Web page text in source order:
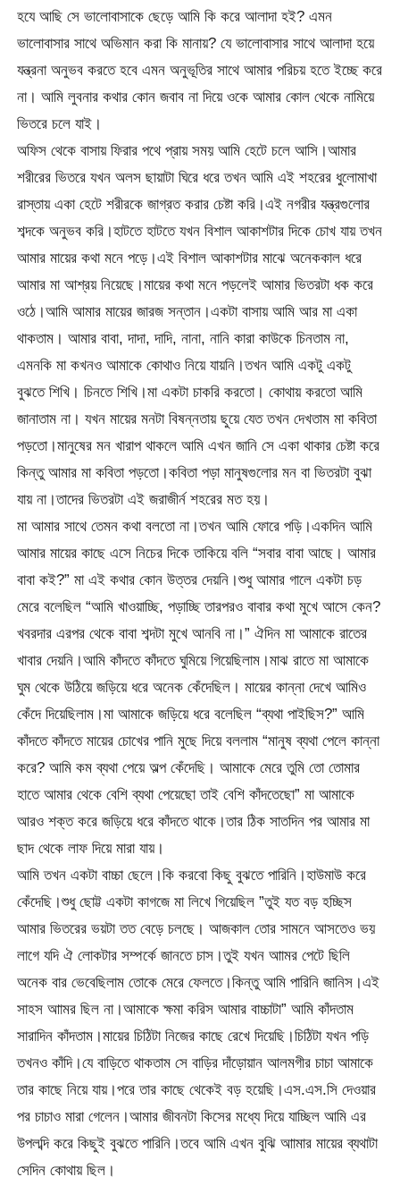
হযে আছি সে ভালোবাসাকে ছেড়ে আমি কি করে আলাদা হই? এমন
ভালোবাসার সাথে অভিমান করা কি মানায়? যে ভালোবাসার সাথে আলাদা হয়ে
যন্ত্রনা অনুভব করতে হবে এমন অনুভূতির সাথে আমার পরিচয় হতে ইচ্ছে করে
না। আমি লুবনার কথার কোন জবাব না দিয়ে ওকে আমার কোল থেকে নামিয়ে
ভিতরে চলে যাই।
অফিস থেকে বাসায় ফিরার পথে প্রায় সময় আমি হেটে চলে আসি।আমার
শরীরের ভিতরে যখন অলস ছায়াটা ঘিরে ধরে তখন আমি এই শহরের ধুলোমাখা
রাস্তায় একা হেটে শরীরকে জাগ্রত করার চেষ্টা করি।এই নগরীর যন্ত্রগুলোর
শব্দকে অনুভব করি।হাটতে হাটতে যখন বিশাল আকাশটার দিকে চোখ যায় তখন
আমার মায়ের কথা মনে পড়ে।এই বিশাল আকাশটার মাঝে অনেককাল ধরে
আমার মা আশ্রয় নিয়েছে।মায়ের কথা মনে পড়লেই আমার ভিতরটা ধক করে
ওঠে।আমি আমার মায়ের জারজ সন্তান।একটা বাসায় আমি আর মা একা
থাকতাম। আমার বাবা, দাদা, দাদি, নানা, নানি কারা কাউকে চিনতাম না,
এমনকি মা কখনও আমাকে কোথাও নিয়ে যায়নি।তখন আমি একটু একটু
বুঝতে শিখি। চিনতে শিখি।মা একটা চাকরি করতো। কোথায় করতো আমি
জানাতাম না। যখন মায়ের মনটা বিষন্নতায় ছুয়ে যেত তখন দেখতাম মা কবিতা
পড়তো।মানুষের মন খারাপ থাকলে আমি এখন জানি সে একা থাকার চেষ্টা করে
কিন্তু আমার মা কবিতা পড়তো।কবিতা পড়া মানুষগুলোর মন বা ভিতরটা বুঝা
যায় না।তাদের ভিতরটা এই জরাজীর্ন শহরের মত হয়।
মা আমার সাথে তেমন কথা বলতো না।তখন আমি ফোরে পড়ি।একদিন আমি
আমার মায়ের কাছে এসে নিচের দিকে তাকিয়ে বলি “সবার বাবা আছে। আমার
বাবা কই?” মা এই কথার কোন উত্তর দেয়নি।শুধু আমার গালে একটা চড়
মেরে বলেছিল “আমি খাওয়াচ্ছি, পড়াচ্ছি তারপরও বাবার কথা মুখে আসে কেন?
খবরদার এরপর থেকে বাবা শব্দটা মুখে আনবি না।” ঐদিন মা আমাকে রাতের
খাবার দেয়নি।আমি কাঁদতে কাঁদতে ঘুমিয়ে গিয়েছিলাম।মাঝ রাতে মা আমাকে
ঘুম থেকে উঠিয়ে জড়িয়ে ধরে অনেক কেঁদেছিল। মায়ের কান্না দেখে আমিও
কেঁদে দিয়েছিলাম।মা আমাকে জড়িয়ে ধরে বলেছিল “ব্যথা পাইছিস?” আমি
কাঁদতে কাঁদতে মায়ের চোখের পানি মুছে দিয়ে বললাম “মানুষ ব্যথা পেলে কান্না
করে? আমি কম ব্যথা পেয়ে অল্প কেঁদেছি। আমাকে মেরে তুমি তো তোমার
হাতে আমার থেকে বেশি ব্যথা পেয়েছো তাই বেশি কাঁদতেছো” মা আমাকে
আরও শক্ত করে জড়িয়ে ধরে কাঁদতে থাকে।তার ঠিক সাতদিন পর আমার মা
ছাদ থেকে লাফ দিয়ে মারা যায়।
আমি তখন একটা বাচ্চা ছেলে।কি করবো কিছু বুঝতে পারিনি।হাউমাউ করে
কেঁদেছি।শুধু ছোট্ট একটা কাগজে মা লিখে গিয়েছিল ”তুই যত বড় হচ্ছিস
আমার ভিতরের ভয়টা তত বেড়ে চলছে। আজকাল তোর সামনে আসতেও ভয়
লাগে যদি ঐ লোকটার সম্পর্কে জানতে চাস।তুই যখন আামর পেটে ছিলি
অনেক বার ভেবেছিলাম তোকে মেরে ফেলতে।কিন্তু আমি পারিনি জানিস।এই
সাহস আামর ছিল না।আমাকে ক্ষমা করিস আমার বাচ্চাটা” আমি কাঁদতাম
সারাদিন কাঁদতাম।মায়ের চিঠিটা নিজের কাছে রেখে দিয়েছি।চিঠিটা যখন পড়ি
তখনও কাঁদি।যে বাড়িতে থাকতাম সে বাড়ির দাঁড়োয়ান আলমগীর চাচা আমাকে
তার কাছে নিয়ে যায়।পরে তার কাছে থেকেই বড় হয়েছি।এস.এস.সি দেওয়ার
পর চাচাও মারা গেলেন।আমার জীবনটা কিসের মধ্যে দিয়ে যাচ্ছিল আমি এর
উপলব্দি করে কিছুই বুঝতে পারিনি।তবে আমি এখন বুঝি আামার মায়ের ব্যথাটা
সেদিন কোথায় ছিল।